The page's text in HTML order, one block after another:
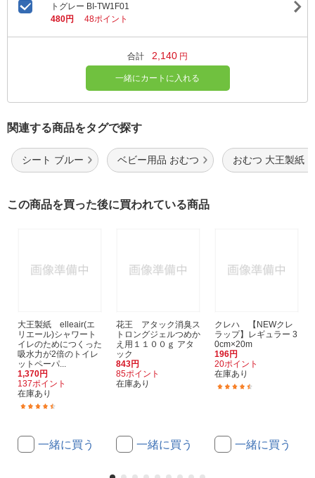
トグレー BI-TW1F01
480円
48ポイント
合計 2,140 円
一緒にカートに入れる
関連する商品をタグで探す
シート ブルー ベビー用品 おむつ おむつ 大王製紙
この商品を買った後に買われている商品
大王製紙 elleair(エ
リエール)シャワート
イレのためにつくった
吸水力が2倍のトイレ
ットペーパ...
1,370円
137ポイント
在庫あり
一緒に買う
花王 アタック消臭ス
トロングジェルつめか
え用１１００ｇ アタ
ック
843円
85ポイント
在庫あり
一緒に買う
クレハ 【NEWクレ
ラップ】レギュラー 3
0cm×20m
196円
20ポイント
在庫あり
一緒に買う